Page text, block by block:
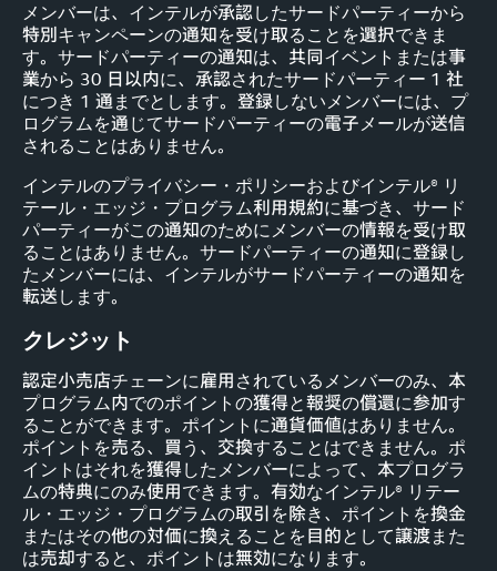
メンバーは、インテルが承認したサードパーティーから
特別キャンペーンの通知を受け取ることを選択できま
す。サードパーティーの通知は、共同イベントまたは事
業から 30 日以内に、承認されたサードパーティー 1 社
につき 1 通までとします。登録しないメンバーには、プ
ログラムを通じてサードパーティーの電子メールが送信
されることはありません。
インテルのプライバシー・ポリシーおよびインテル® リ
テール・エッジ・プログラム利用規約に基づき、サード
パーティーがこの通知のためにメンバーの情報を受け取
ることはありません。サードパーティーの通知に登録し
たメンバーには、インテルがサードパーティーの通知を
転送します。
クレジット
認定小売店チェーンに雇用されているメンバーのみ、本
プログラム内でのポイントの獲得と報奨の償還に参加す
ることができます。ポイントに通貨価値はありません。
ポイントを売る、買う、交換することはできません。ポ
イントはそれを獲得したメンバーによって、本プログラ
ムの特典にのみ使用できます。有効なインテル® リテー
ル・エッジ・プログラムの取引を除き、ポイントを換金
またはその他の対価に換えることを目的として譲渡また
は売却すると、ポイントは無効になります。